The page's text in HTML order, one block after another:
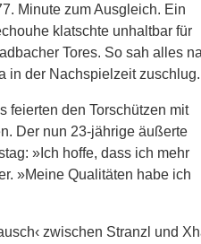
Minute zum Ausgleich. Ein
klatschte unhaltbar für
Tores. So sah alles
in der Nachspielzeit zuschlug.
feierten den Torschützen mit
Der nun 23-jährige äußerte
»Ich hoffe, dass ich mehr
»Meine Qualitäten habe ich
zwischen Stranzl und